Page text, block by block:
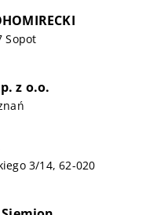
Sopot
z o.o.
3/14, 62-020